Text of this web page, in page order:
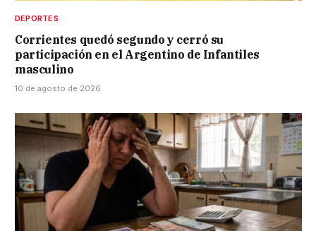
DEPORTES
Corrientes quedó segundo y cerró su
participación en el Argentino de Infantiles
masculino
10 de agosto de 2026